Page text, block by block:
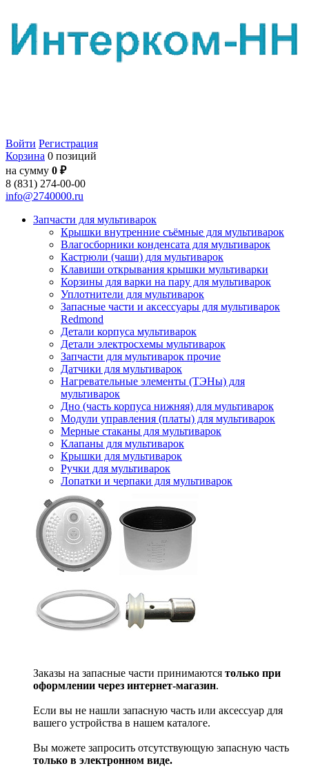
Войти Регистрация
Корзина 0 позиций
на сумму 0 ₽
8 (831) 274-00-00
info@2740000.ru
Запчасти для мультиварок
Крышки внутренние съёмные для мультиварок
Влагосборники конденсата для мультиварок
Кастрюли (чаши) для мультиварок
Клавиши открывания крышки мультиварки
Корзины для варки на пару для мультиварок
Уплотнители для мультиварок
Запасные части и аксессуары для мультиварок
Redmond
Детали корпуса мультиварок
Детали электросхемы мультиварок
Запчасти для мультиварок прочие
Датчики для мультиварок
Нагревательные элементы (ТЭНы) для
мультиварок
Дно (часть корпуса нижняя) для мультиварок
Модули управления (платы) для мультиварок
Мерные стаканы для мультиварок
Клапаны для мультиварок
Крышки для мультиварок
Ручки для мультиварок
Лопатки и черпаки для мультиварок
Заказы на запасные части принимаются только при
оформлении через интернет-магазин.
Если вы не нашли запасную часть или аксессуар для
вашего устройства в нашем каталоге.
Вы можете запросить отсутствующую запасную часть
только в электронном виде.